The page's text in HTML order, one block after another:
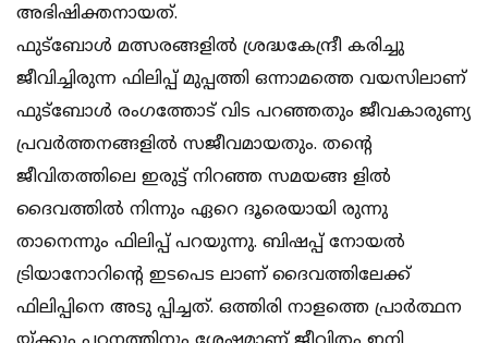
അഭിഷിക്തനായത്.
ഫുട്‌ബോള്‍ മത്സരങ്ങളില്‍ ശ്രദ്ധകേന്ദ്രീ കരിച്ചു
ജീവിച്ചിരുന്ന ഫിലിപ്പ് മുപ്പത്തി ഒന്നാമത്തെ വയസിലാണ്
ഫുട്‌ബോള്‍ രംഗത്തോട് വിട പറഞ്ഞതും ജീവകാരുണ്യ
പ്രവര്‍ത്തനങ്ങളില്‍ സജീവമായതും. തന്റെ
ജീവിതത്തിലെ ഇരുട്ട് നിറഞ്ഞ സമയങ്ങ ളില്‍
ദൈവത്തില്‍ നിന്നും ഏറെ ദൂരെയായി രുന്നു
താനെന്നും ഫിലിപ്പ് പറയുന്നു. ബിഷപ്പ് നോയല്‍
ട്രിയാനോറിന്റെ ഇടപെട ലാണ് ദൈവത്തിലേക്ക്
ഫിലിപ്പിനെ അടു പ്പിച്ചത്. ഒത്തിരി നാളത്തെ പ്രാര്‍ത്ഥന